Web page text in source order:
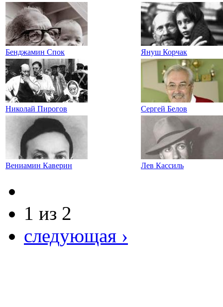
Бенджамин Спок Януш Корчак
Николай Пирогов Сергей Белов
Вениамин Каверин Лев Кассиль
1 из 2
следующая ›